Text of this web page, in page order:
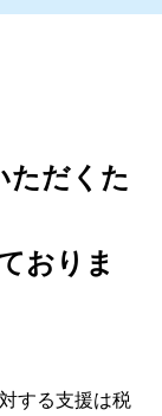
ただくた
おりま
する支援は税